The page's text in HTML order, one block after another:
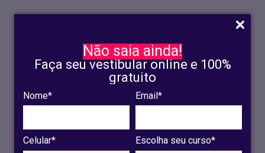
Não saia ainda!
Faça seu vestibular online e 100%
gratuito
Nome* Email*
Celular* Escolha seu curso*
INSCRIÇÃO
OLINDA